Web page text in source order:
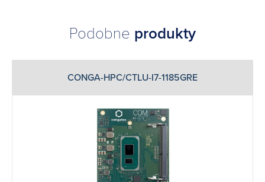
Podobne produkty
CONGA-HPC/CTLU-I7-1185GRE